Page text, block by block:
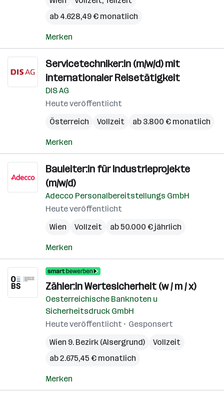
ab 4.628,49 € monatlich
Merken
Servicetechniker:in (m/w/d) mit
internationaler Reisetätigkeit
DIS AG
Heute veröffentlicht
Österreich
Vollzeit ab 3.800 € monatlich
Merken
Bauleiter:in für Industrieprojekte
(m/w/d)
Adecco Personalbereitstellungs GmbH
Heute veröffentlicht
Wien
Vollzeit ab 50.000 € jährlich
Merken
Zähler:in Wertesicherheit (w / m / x)
Oesterreichische Banknoten u
Sicherheitsdruck GmbH
Heute veröffentlicht
Gesponsert
Wien 9. Bezirk (Alsergrund)
Vollzeit
ab 2.675,45 € monatlich
Merken